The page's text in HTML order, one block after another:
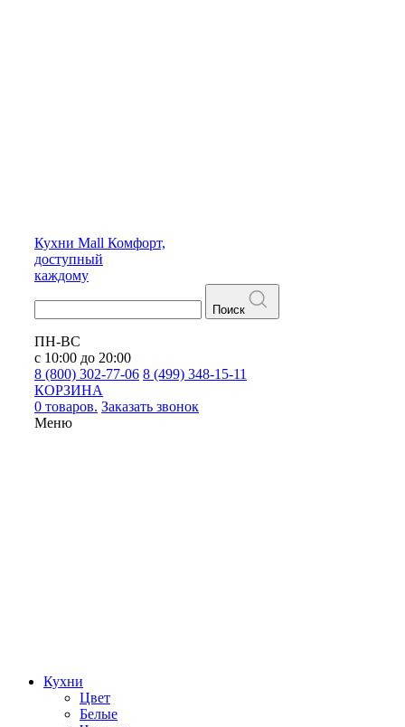
Кухни Mall Комфорт,
доступный
каждому
Поиск
ПН-ВС
с 10:00 до 20:00
8 (800) 302-77-06 8 (499) 348-15-11
КОРЗИНА
0 товаров. Заказать звонок
Меню
Кухни
Цвет
Белые